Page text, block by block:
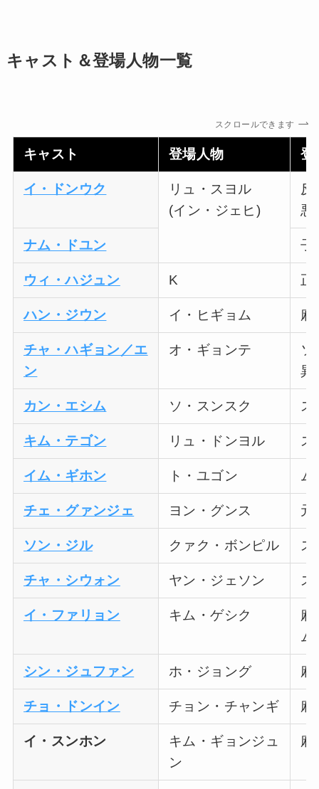
キャスト＆登場人物一覧
スクロールできます
キャスト 登場人物 登
イ・ドンウク
リュ・スヨル
(イン・ジェヒ)
反
悪
ナム・ドユン 子
ウィ・ハジュン K 正
ハン・ジウン イ・ヒギョム 麻
チャ・ハギョン／エ
ン
オ・ギョンテ
ソ
異
カン・エシム ソ・スンスク ス
キム・テゴン リュ・ドンヨル ス
イム・ギホン ト・ユゴン ム
チェ・グァンジェ ヨン・グンス 元
ソン・ジル クァク・ボンピル ス
チャ・シウォン ヤン・ジェソン ス
イ・ファリョン キム・ゲシク
麻
ム
シン・ジュファン ホ・ジョング 麻
チョ・ドンイン チョン・チャンギ 麻
イ・スンホン
キム・ギョンジュ
ン
麻